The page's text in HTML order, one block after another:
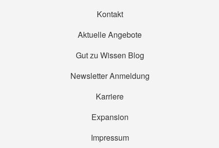
Kontakt
Aktuelle Angebote
Gut zu Wissen Blog
Newsletter Anmeldung
Karriere
Expansion
Impressum